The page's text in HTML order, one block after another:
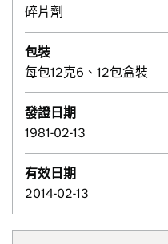
碎片劑
包裝
每包12克6、12包盒裝
發證日期
1981-02-13
有效日期
2014-02-13